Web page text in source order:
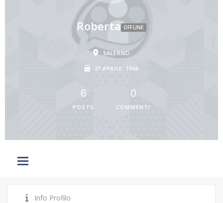
Roberta OFFLINE
SALERNO
27 APRILE, 1966
6
POSTS
0
COMMENTI
Info Profilo